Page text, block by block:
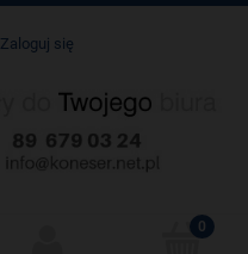
Zaloguj się